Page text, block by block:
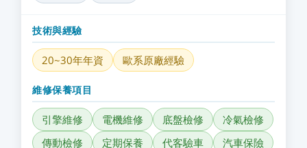
技術與經驗
20~30年年資 歐系原廠經驗
維修保養項目
引擎維修 電機維修 底盤檢修
冷氣檢修
傳動檢修
定期保養 代客驗車 汽車保險